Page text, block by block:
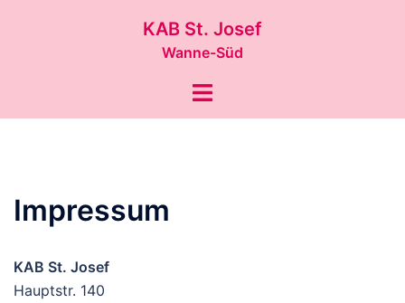
KAB St. Josef
Wanne-Süd
Menü
Impressum
KAB St. Josef
Hauptstr. 140